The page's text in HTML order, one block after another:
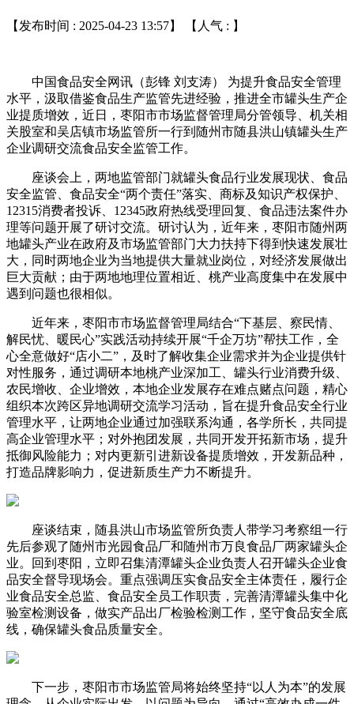
【发布时间 : 2025-04-23 13:57】 【人气 : 】
中国食品安全网讯（彭锋 刘支涛） 为提升食品安全管理
水平，汲取借鉴食品生产监管先进经验，推进全市罐头生产企
业提质增效，近日，枣阳市市场监督管理局分管领导、机关相
关股室和吴店镇市场监管所一行到随州市随县洪山镇罐头生产
企业调研交流食品安全监管工作。
座谈会上，两地监管部门就罐头食品行业发展现状、食品
安全监管、食品安全“两个责任”落实、商标及知识产权保护、
12315消费者投诉、12345政府热线受理回复、食品违法案件办
理等问题开展了研讨交流。研讨认为，近年来，枣阳市随州两
地罐头产业在政府及市场监管部门大力扶持下得到快速发展壮
大，同时两地企业为当地提供大量就业岗位，对经济发展做出
巨大贡献；由于两地地理位置相近、桃产业高度集中在发展中
遇到问题也很相似。
近年来，枣阳市市场监督管理局结合“下基层、察民情、
解民忧、暖民心”实践活动持续开展“千企万坊”帮扶工作，全
心全意做好“店小二”，及时了解收集企业需求并为企业提供针
对性服务，通过调研本地桃产业深加工、罐头行业消费升级、
农民增收、企业增效，本地企业发展存在难点赌点问题，精心
组织本次跨区异地调研交流学习活动，旨在提升食品安全行业
管理水平，让两地企业通过加强联系沟通，各学所长，共同提
高企业管理水平；对外抱团发展，共同开发开拓新市场，提升
抵御风险能力；对内更新引进新设备提质增效，开发新品种，
打造品牌影响力，促进新质生产力不断提升。
座谈结束，随县洪山市场监管所负责人带学习考察组一行
先后参观了随州市光园食品厂和随州市万良食品厂两家罐头企
业。回到枣阳，立即召集清潭罐头企业负责人召开罐头企业食
品安全督导现场会。重点强调压实食品安全主体责任，履行企
业食品安全总监、食品安全员工作职责，完善清潭罐头集中化
验室检测设备，做实产品出厂检验检测工作，坚守食品安全底
线，确保罐头食品质量安全。
下一步，枣阳市市场监管局将始终坚持“以人为本”的发展